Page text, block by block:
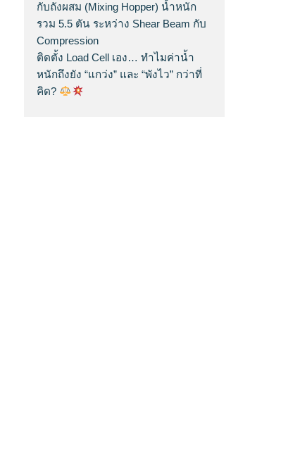
กับถังผสม (Mixing Hopper) น้ำหนัก
รวม 5.5 ตัน ระหว่าง Shear Beam กับ
Compression
ติดตั้ง Load Cell เอง… ทำไมค่าน้ำ
หนักถึงยัง “แกว่ง” และ “พังไว” กว่าที่
คิด?